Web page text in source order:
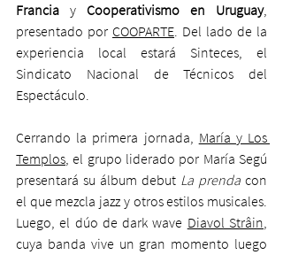
Francia y Cooperativismo en Uruguay,
presentado por COOPARTE. Del lado de la
experiencia local estará Sinteces, el
Sindicato Nacional de Técnicos del
Espectáculo.
Cerrando la primera jornada, María y Los
Templos, el grupo liderado por María Segú
presentará su álbum debut La prenda con
el que mezcla jazz y otros estilos musicales.
Luego, el dúo de dark wave Diavol Strâin,
cuya banda vive un gran momento luego